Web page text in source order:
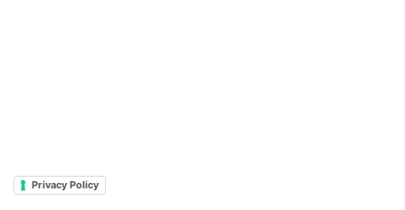
Privacy Policy